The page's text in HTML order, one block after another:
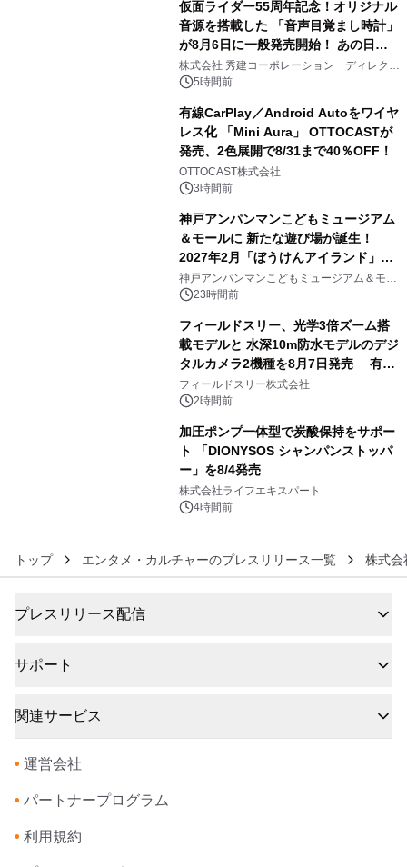
仮面ライダー55周年記念！オリジナル
音源を搭載した 「音声目覚まし時計」
が8月6日に一般発売開始！ あの日の
大興奮が今甦る
株式会社 秀建コーポレーション ディレクト
アートギャラリー
5時間前
有線CarPlay／Android Autoをワイヤ
レス化 「Mini Aura」 OTTOCASTが
発売、2色展開で8/31まで40％OFF！
OTTOCAST株式会社
3時間前
神戸アンパンマンこどもミュージアム
＆モールに 新たな遊び場が誕生！
2027年2月「ぼうけんアイランド」が
オープン
神戸アンパンマンこどもミュージアム＆モー
ル 23時間前
フィールドスリー、光学3倍ズーム搭
載モデルと 水深10m防水モデルのデジ
タルカメラ2機種を8月7日発売 有効
約1300万画素、用途別に選べるコンデ
ジ新登場
フィールドスリー株式会社
2時間前
加圧ポンプ一体型で炭酸保持をサポー
ト 「DIONYSOS シャンパンストッパ
ー」を8/4発売
株式会社ライフエキスパート
4時間前
トップ エンタメ・カルチャーのプレスリリース一覧 株式会
プレスリリース配信
サポート
関連サービス
• 運営会社
• パートナープログラム
• 利用規約